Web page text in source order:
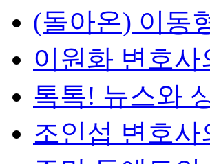
(돌아온) 이동
이원화 변호
톡톡! 뉴스와
조인섭 변호사